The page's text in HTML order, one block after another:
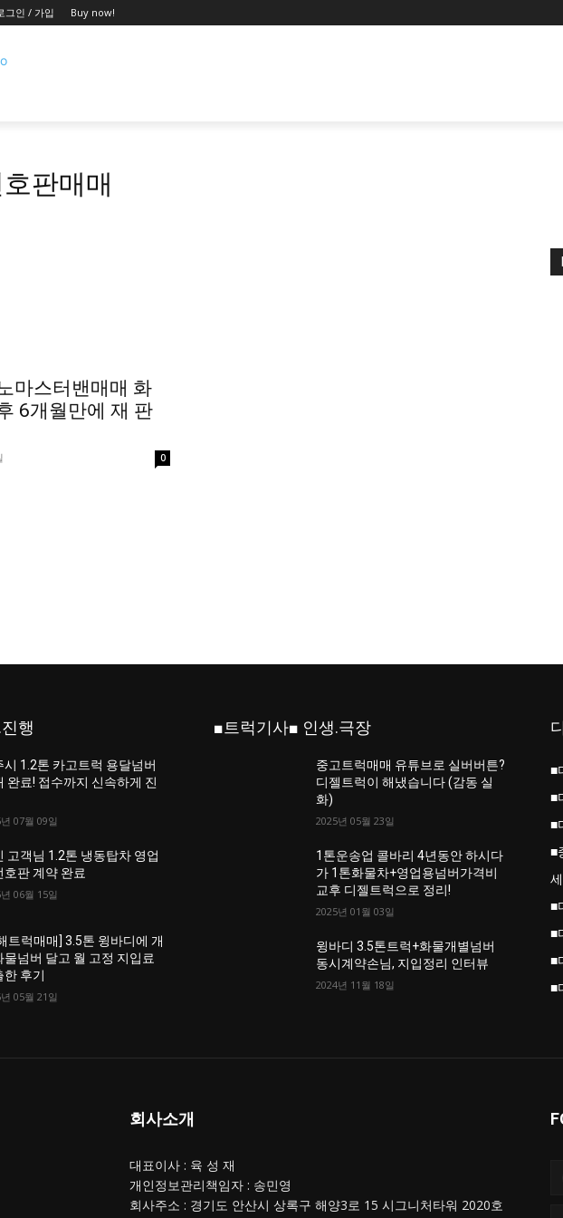
그인 / 가입 Buy now!
판매매
마스터밴매매 화
6개월만에 재 판
0
행
시 1.2톤 카고트럭 용달넘버
완료! 접수까지 신속하게 진
07월 09일
고객님 1.2톤 냉동탑차 영업
호판 계약 완료
06월 15일
트럭매매] 3.5톤 윙바디에 개
물넘버 달고 월 고정 지입료
한 후기
05월 21일
■트럭기사■ 인생.극장
중고트럭매매 유튜브로 실버버튼?
디젤트럭이 해냈습니다 (감동 실
화)
2025년 05월 23일
1톤운송업 콜바리 4년동안 하시다
가 1톤화물차+영업용넘버가격비
교후 디젤트럭으로 정리!
2025년 01월 03일
윙바디 3.5톤트럭+화물개별넘버
동시계약손님, 지입정리 인터뷰
2024년 11월 18일
■
■
■
■
■
■
■
■
회사소개
대표이사 : 육 성 재
개인정보관리책임자 : 송민영
회사주소 : 경기도 안산시 상록구 해양3로 15 시그니처타워 2020호